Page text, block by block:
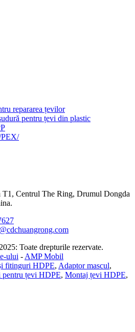
repararea țevilor
pentru țevi din plastic
T1, Centrul The Ring, Drumul Dongda
Toate drepturile rezervate.
ului - AMP Mobil
fitinguri HDPE, Adaptor mascul,
țevi HDPE, Montaj țevi HDPE,